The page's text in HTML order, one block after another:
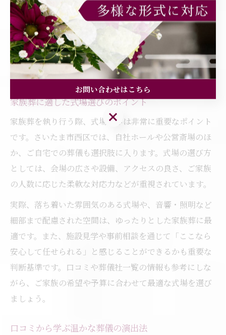
対応できます。実際にご遺族の声として「事前に相談し
ていたことで、希望通りの式ができた」といった安心の
声が多く寄せられています。納得のいく葬儀を目指すに
は、希望や疑問を遠慮なく伝え、専門スタッフとしっか
り連携することが大切です。
家族葬に適した式場選びのポイント
家族葬を執り行う際、式場選びは非常に重要なポイント
です。さいたま市西区では、自社ホールや公営斎場のほ
か、ご自宅での葬儀も選択肢に入ります。式場の選び方
としては、会場の広さや設備、アクセスの良さ、ご家族
の人数に応じた柔軟な対応力などが重視されています。
実際、落ち着いた雰囲気のある式場や、音響・照明など
細部まで配慮された空間は、ゆったりとした家族葬に最
適です。また、施設見学や事前相談を通じて「ここなら
安心して任せられる」と感じることができるかも重要な
判断基準です。口コミや葬儀社一覧の情報も参考にしな
がら、ご家族の希望や予算に合わせて最適な式場を選び
ましょう。
口コミから学ぶ温かな葬儀の演出法
お問い合わせはこちら
お問い合わせはこちら